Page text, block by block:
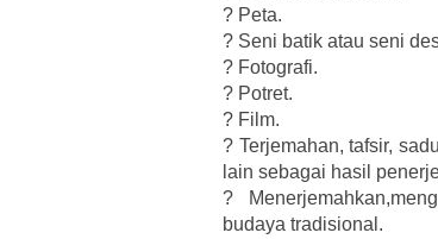
? Peta.
? Seni batik atau seni
? Fotografi.
? Potret.
? Film.
? Terjemahan, tafsir,
lain sebagai hasil
?
budaya tradisional.